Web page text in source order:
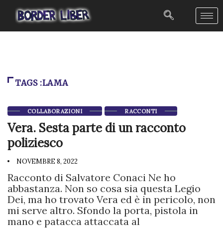
TAGS :LAMA
COLLABORAZIONI RACCONTI
Vera. Sesta parte di un racconto
poliziesco
NOVEMBRE 8, 2022
Racconto di Salvatore Conaci Ne ho
abbastanza. Non so cosa sia questa Legio
Dei, ma ho trovato Vera ed è in pericolo, non
mi serve altro. Sfondo la porta, pistola in
mano e patacca attaccata al